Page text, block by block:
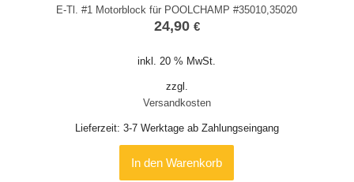
E-Tl. #1 Motorblock für POOLCHAMP #35010,35020
24,90 €
inkl. 20 % MwSt.
zzgl.
Versandkosten
Lieferzeit: 3-7 Werktage ab Zahlungseingang
In den Warenkorb